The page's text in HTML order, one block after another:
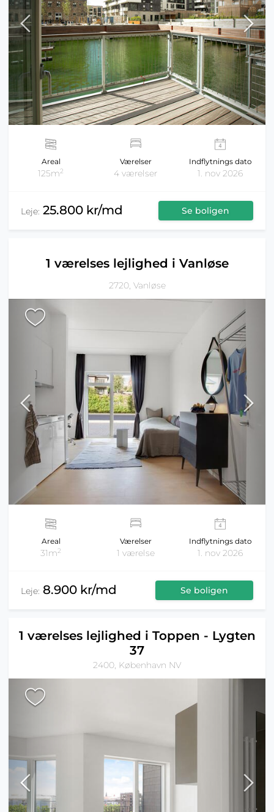
Areal
125m2
Værelser
4 værelser
Indflytnings dato
1. nov 2026
Leje: 25.800 kr/md Se boligen
1 værelses lejlighed i Vanløse
2720, Vanløse
Areal
31m2
Værelser
1 værelse
Indflytnings dato
1. nov 2026
Leje: 8.900 kr/md Se boligen
1 værelses lejlighed i Toppen - Lygten
37
2400, København NV